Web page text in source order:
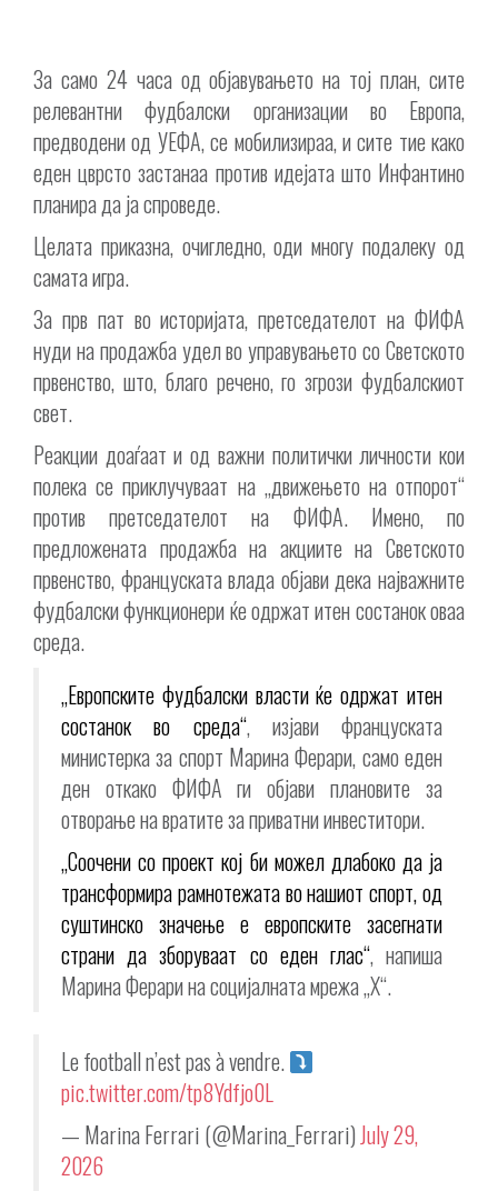
За само 24 часа од објавувањето на тој план, сите
релевантни фудбалски организации во Европа,
предводени од УЕФА, се мобилизираа, и сите тие како
еден цврсто застанаа против идејата што Инфантино
планира да ја спроведе.
Целата приказна, очигледно, оди многу подалеку од
самата игра.
За прв пат во историјата, претседателот на ФИФА
нуди на продажба удел во управувањето со Светското
првенство, што, благо речено, го згрози фудбалскиот
свет.
Реакции доаѓаат и од важни политички личности кои
полека се приклучуваат на „движењето на отпорот“
против претседателот на ФИФА. Имено, по
предложената продажба на акциите на Светското
првенство, француската влада објави дека најважните
фудбалски функционери ќе одржат итен состанок оваа
среда.
„Европските фудбалски власти ќе одржат итен
состанок во среда“, изјави француската
министерка за спорт Марина Ферари, само еден
ден откако ФИФА ги објави плановите за
отворање на вратите за приватни инвеститори.
„Соочени со проект кој би можел длабоко да ја
трансформира рамнотежата во нашиот спорт, од
суштинско значење е европските засегнати
страни да зборуваат со еден глас“, напиша
Марина Ферари на социјалната мрежа „X“.
Le football n’est pas à vendre.
pic.twitter.com/tp8Ydfjo0L
— Marina Ferrari (@Marina_Ferrari) July 29,
2026